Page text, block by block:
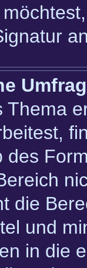
Thema
des
die
und
in die